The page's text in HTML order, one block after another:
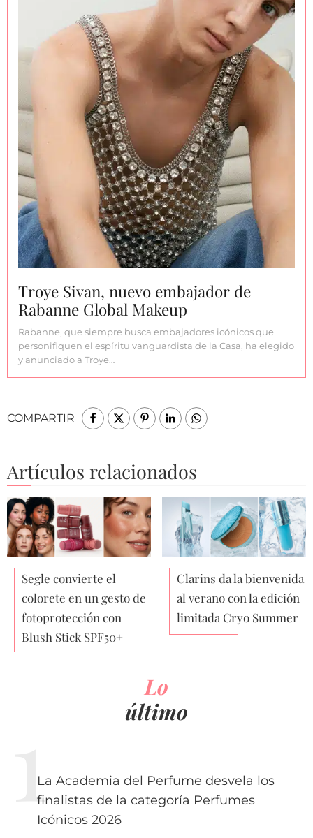
Troye Sivan, nuevo embajador de
Rabanne Global Makeup
Rabanne, que siempre busca embajadores icónicos que
personifiquen el espíritu vanguardista de la Casa, ha elegido
y anunciado a Troye…
COMPARTIR
Artículos relacionados
Segle convierte el
colorete en un gesto de
fotoprotección con
Blush Stick SPF50+
Clarins da la bienvenida
al verano con la edición
limitada Cryo Summer
Lo
último
La Academia del Perfume desvela los
finalistas de la categoría Perfumes
Icónicos 2026